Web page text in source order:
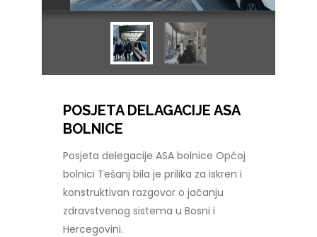
POSJETA DELAGACIJE ASA
BOLNICE
Posjeta delegacije ASA bolnice Općoj
bolnici Tešanj bila je prilika za iskren i
konstruktivan razgovor o jačanju
zdravstvenog sistema u Bosni i
Hercegovini.